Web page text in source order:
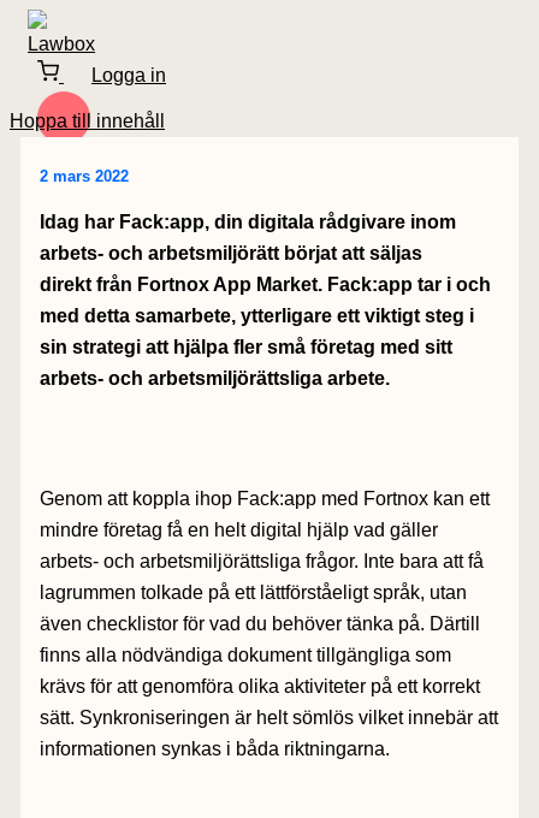
Logga in
Hoppa till innehåll
2 mars 2022
Idag har Fack:app, din digitala rådgivare inom
arbets- och arbetsmiljörätt börjat att säljas
direkt från Fortnox App Market. Fack:app tar i och
med detta samarbete, ytterligare ett viktigt steg i
sin strategi att hjälpa fler små företag med sitt
arbets- och arbetsmiljörättsliga arbete.
Genom att koppla ihop Fack:app med Fortnox kan ett
mindre företag få en helt digital hjälp vad gäller
arbets- och arbetsmiljörättsliga frågor. Inte bara att få
lagrummen tolkade på ett lättförståeligt språk, utan
även checklistor för vad du behöver tänka på. Därtill
finns alla nödvändiga dokument tillgängliga som
krävs för att genomföra olika aktiviteter på ett korrekt
sätt. Synkroniseringen är helt sömlös vilket innebär att
informationen synkas i båda riktningarna.